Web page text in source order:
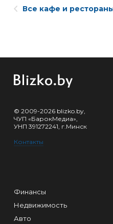
Все кафе и
© 2009-2026 blizko.by,
ЧУП «БарокМедиа»,
УНП 391272241, г.Минск
Контакты
Финансы
Недвижимость
Авто